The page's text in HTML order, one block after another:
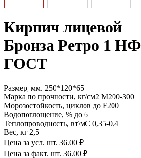
Кирпич лицевой
Бронза Ретро 1 НФ
ГОСТ
Размер, мм. 250*120*65
Марка по прочности, кг/см2 М200-300
Морозостойкость, циклов до F200
Водопоглощение, % до 6
Теплопроводность, вт\мС 0,35-0,4
Вес, кг 2,5
Цена за усл. шт. 36.00 ₽
Цена за факт. шт. 36.00 ₽